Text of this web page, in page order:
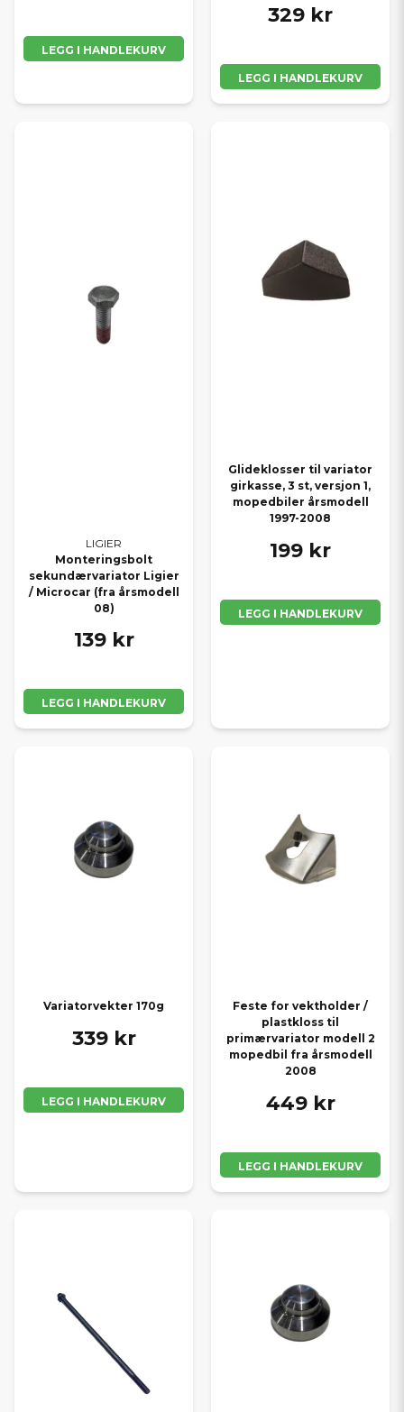
LEGG I HANDLEKURV
329 kr
LEGG I HANDLEKURV
LIGIER
Monteringsbolt
sekundærvariator Ligier
/ Microcar (fra årsmodell
08)
139 kr
LEGG I HANDLEKURV
Glideklosser til variator
girkasse, 3 st, versjon 1,
mopedbiler årsmodell
1997-2008
199 kr
LEGG I HANDLEKURV
Variatorvekter 170g
339 kr
LEGG I HANDLEKURV
Feste for vektholder /
plastkloss til
primærvariator modell 2
mopedbil fra årsmodell
2008
449 kr
LEGG I HANDLEKURV